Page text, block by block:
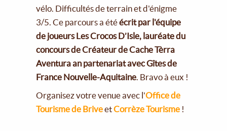
vélo. Difficultés de terrain et d'énigme
3/5. Ce parcours a étéécrit par l'équipe
de joueurs Les Crocos D’Isle, lauréate du
concours de Créateur de Cache Tèrra
Aventura an partenariat avec Gîtes de
France Nouvelle-Aquitaine . Bravo à eux !
Organisez votre venue avec l'Office de
Tourisme de BriveetCorrèze Tourisme !